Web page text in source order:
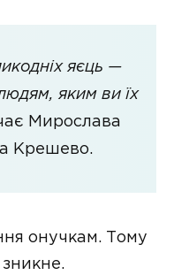
яєць —
яким ви їх
Мирослава
Крешево.
онучкам. Тому